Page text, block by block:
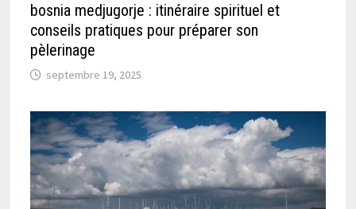
bosnia medjugorje : itinéraire spirituel et
conseils pratiques pour préparer son
pèlerinage
septembre 19, 2025